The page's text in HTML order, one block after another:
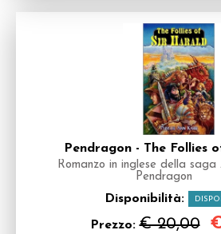
Pendragon - The Follies
Romanzo in inglese della
Pendragon
Disponibilità:
Prezzo:€ 20,00